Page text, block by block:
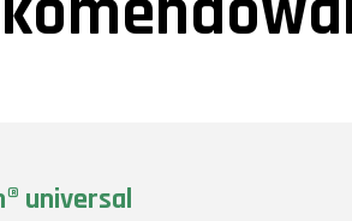
universal